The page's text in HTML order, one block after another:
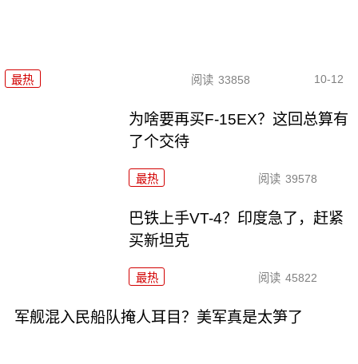
最热 阅读 33858 10-12
为啥要再买F-15EX？这回总算有
了个交待
最热 阅读 39578
巴铁上手VT-4？印度急了，赶紧
买新坦克
最热 阅读 45822
军舰混入民船队掩人耳目？美军真是太笋了